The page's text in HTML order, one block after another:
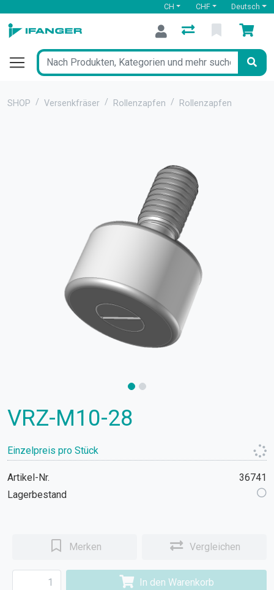
CH CHF Deutsch
SHOP Versenkfräser Rollenzapfen Rollenzapfen
VRZ-M10-28
Einzelpreis pro Stück
Artikel-Nr.
36741
Lagerbestand
Merken Vergleichen
In den Warenkorb